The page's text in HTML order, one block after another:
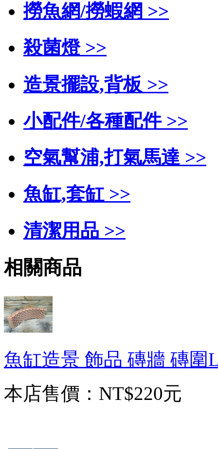
撈魚網/撈蝦網 >>
殺菌燈 >>
造景擺設,背板 >>
小配件/各種配件 >>
空氣幫浦,打氣馬達 >>
魚缸,套缸 >>
清潔用品 >>
相關商品
魚缸造景 飾品 磚牆 磚圍
本店售價： NT$220元